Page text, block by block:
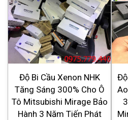
Độ Bi Cầu Xenon NHK
Tăng Sáng 300% Cho Ô
Tô Mitsubishi Mirage Bảo
Hành 3 Năm Tiến Phát